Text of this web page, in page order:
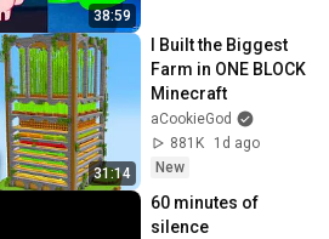
38:59
31:14
I Built the Biggest
Farm in ONE BLOCK
Minecraft
aCookieGod
881K
1d ago
New
60 minutes of
silence